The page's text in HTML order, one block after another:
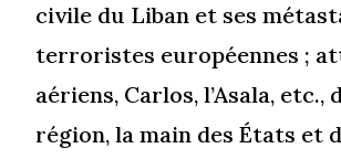
civile du Liban et ses
terroristes européennes ;
aériens, Carlos, l’Asala, etc.,
région, la main des États et